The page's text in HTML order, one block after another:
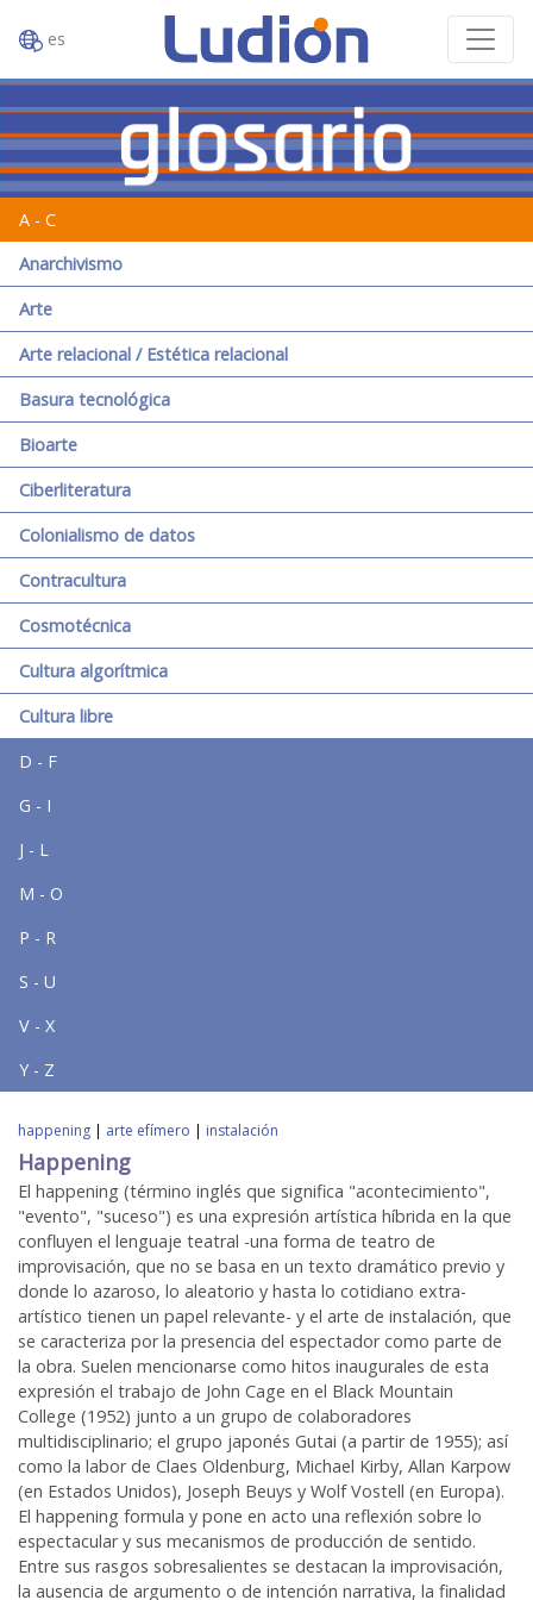
es
A - C
Anarchivismo
Arte
Arte relacional / Estética relacional
Basura tecnológica
Bioarte
Ciberliteratura
Colonialismo de datos
Contracultura
Cosmotécnica
Cultura algorítmica
Cultura libre
D - F
G - I
J - L
M - O
P - R
S - U
V - X
Y - Z
happening | arte efímero | instalación
Happening
El happening (término inglés que significa "acontecimiento",
"evento", "suceso") es una expresión artística híbrida en la que
confluyen el lenguaje teatral -una forma de teatro de
improvisación, que no se basa en un texto dramático previo y
donde lo azaroso, lo aleatorio y hasta lo cotidiano extra-
artístico tienen un papel relevante- y el arte de instalación, que
se caracteriza por la presencia del espectador como parte de
la obra. Suelen mencionarse como hitos inaugurales de esta
expresión el trabajo de John Cage en el Black Mountain
College (1952) junto a un grupo de colaboradores
multidisciplinario; el grupo japonés Gutai (a partir de 1955); así
como la labor de Claes Oldenburg, Michael Kirby, Allan Karpow
(en Estados Unidos), Joseph Beuys y Wolf Vostell (en Europa).
El happening formula y pone en acto una reflexión sobre lo
espectacular y sus mecanismos de producción de sentido.
Entre sus rasgos sobresalientes se destacan la improvisación,
la ausencia de argumento o de intención narrativa, la finalidad